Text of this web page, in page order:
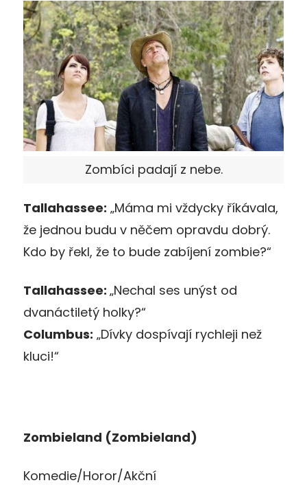
Zombíci padají z nebe.
Tallahassee: „Máma mi vždycky říkávala,
že jednou budu v něčem opravdu dobrý.
Kdo by řekl, že to bude zabíjení zombie?“
Tallahassee: „Nechal ses unýst od
dvanáctiletý holky?“
Columbus: „Dívky dospívají rychleji než
kluci!“
Zombieland (Zombieland)
Komedie/Horor/Akční